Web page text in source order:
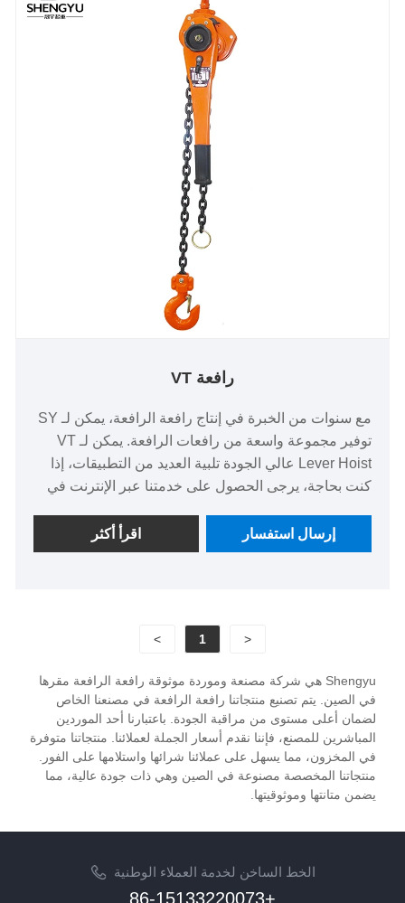
رافعة VT
مع سنوات من الخبرة في إنتاج رافعة الرافعة، يمكن لـ SY
توفير مجموعة واسعة من رافعات الرافعة. يمكن لـ VT
Lever Hoist عالي الجودة تلبية العديد من التطبيقات، إذا
كنت بحاجة، يرجى الحصول على خدمتنا عبر الإنترنت في
المنتجات أدناه، يمكنك أيضًا تخصيص الرافعة الفريدة
الخاصة بك وفقًا لاحتياجاتك الخاصة.
اقرأ أكثر إرسال استفسار
<
1
>
Shengyu هي شركة مصنعة وموردة موثوقة رافعة الرافعة مقرها
في الصين. يتم تصنيع منتجاتنا رافعة الرافعة في مصنعنا الخاص
لضمان أعلى مستوى من مراقبة الجودة. باعتبارنا أحد الموردين
المباشرين للمصنع، فإننا نقدم أسعار الجملة لعملائنا. منتجاتنا متوفرة
في المخزون، مما يسهل على عملائنا شرائها واستلامها على الفور.
منتجاتنا المخصصة مصنوعة في الصين وهي ذات جودة عالية، مما
يضمن متانتها وموثوقيتها.
الخط الساخن لخدمة العملاء الوطنية
+86-15133220073